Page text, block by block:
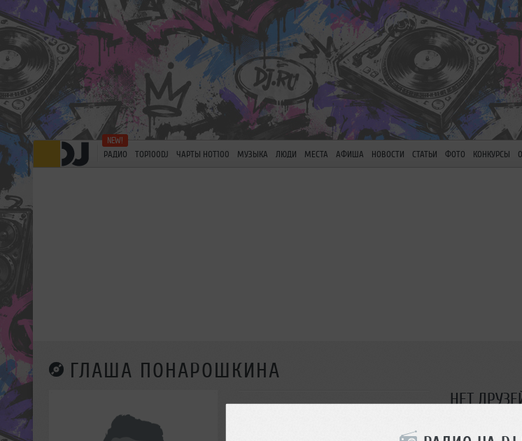
РАДИО TOP100DJ ЧАРТЫ HOT100 МУЗЫКА ЛЮДИ МЕСТА АФИША НОВОСТИ СТАТЬИ ФОТО КОНКУРСЫ
ГЛАША ПОНАРОШКИНА
НЕТ